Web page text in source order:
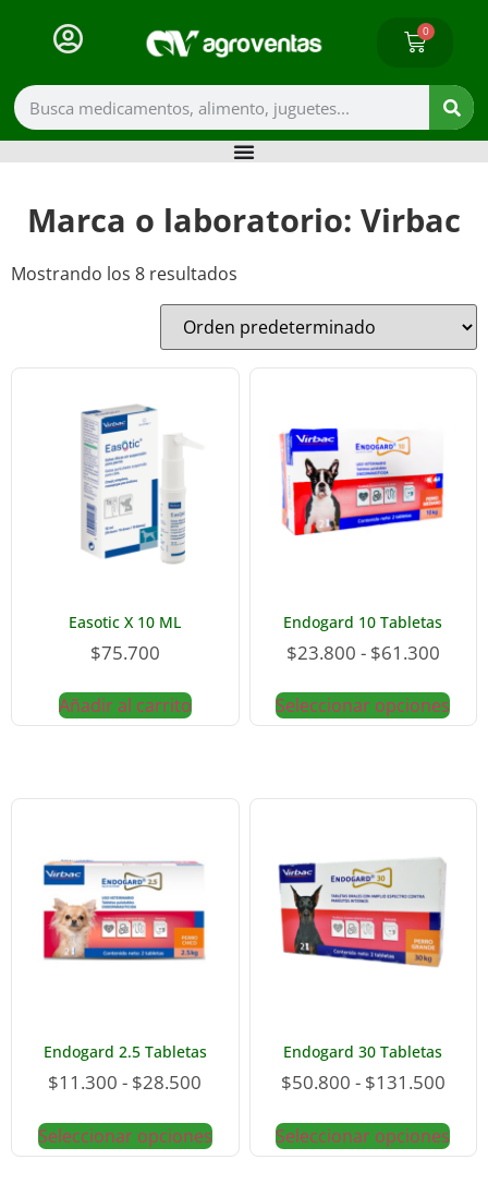
0
Marca o laboratorio: Virbac
Mostrando los 8 resultados
Easotic X 10 ML
$75.700
Añadir al carrito
Endogard 10 Tabletas
$23.800 - $61.300
Seleccionar opciones
Endogard 2.5 Tabletas
$11.300 - $28.500
Seleccionar opciones
Endogard 30 Tabletas
$50.800 - $131.500
Seleccionar opciones